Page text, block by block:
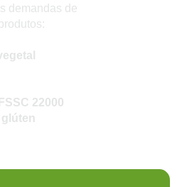
demandas de
22000